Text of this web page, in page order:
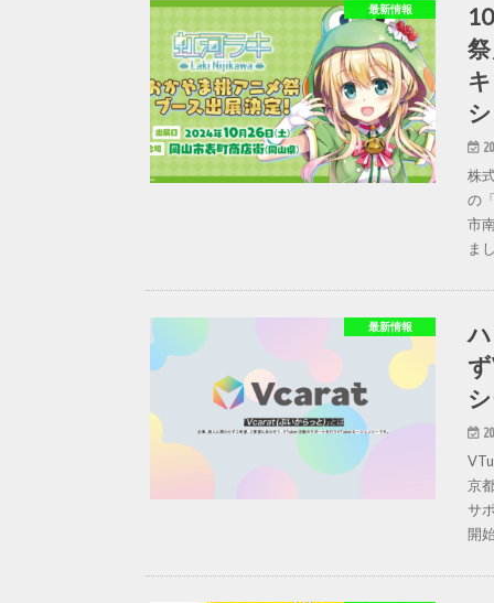
最新情報
株
の
市
ま
最新情報
京
サ
開